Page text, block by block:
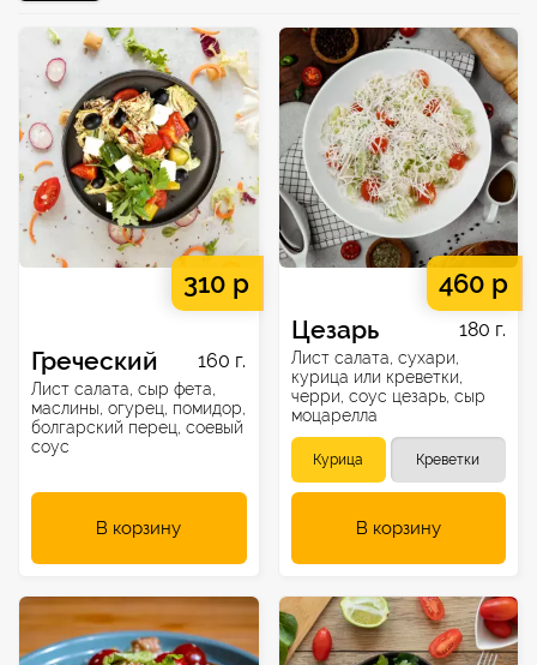
310 р
Греческий 160 г.
Лист салата, сыр фета,
маслины, огурец, помидор,
болгарский перец, соевый
соус
В корзину
460 р
Цезарь 180 г.
Лист салата, сухари,
курица или креветки,
черри, соус цезарь, сыр
моцарелла
Курица Креветки
В корзину